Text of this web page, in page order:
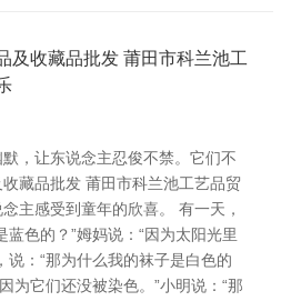
及收藏品批发 莆田市科兰池工
，让东说念主忍俊不禁。它们不
藏品批发 莆田市科兰池工艺品贸
主感受到童年的欣喜。 有一天，
色的？”姆妈说：“因为太阳光里
说：“那为什么我的袜子是白色的
为它们还没被染色。”小明说：“那